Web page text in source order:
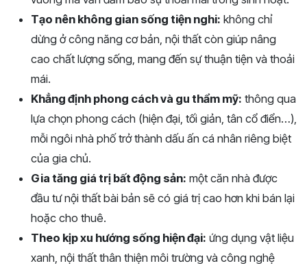
Tạo nên không gian sống tiện nghi: không chỉ
dừng ở công năng cơ bản, nội thất còn giúp nâng
cao chất lượng sống, mang đến sự thuận tiện và thoải
mái.
Khẳng định phong cách và gu thẩm mỹ: thông qua
lựa chọn phong cách (hiện đại, tối giản, tân cổ điển…),
mỗi ngôi nhà phố trở thành dấu ấn cá nhân riêng biệt
của gia chủ.
Gia tăng giá trị bất động sản: một căn nhà được
đầu tư nội thất bài bản sẽ có giá trị cao hơn khi bán lại
hoặc cho thuê.
Theo kịp xu hướng sống hiện đại: ứng dụng vật liệu
xanh, nội thất thân thiện môi trường và công nghệ